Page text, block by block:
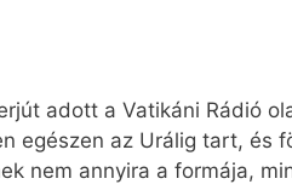
adott a Vatikáni Rádió
egészen az Urálig tart, és
nem annyira a formája,